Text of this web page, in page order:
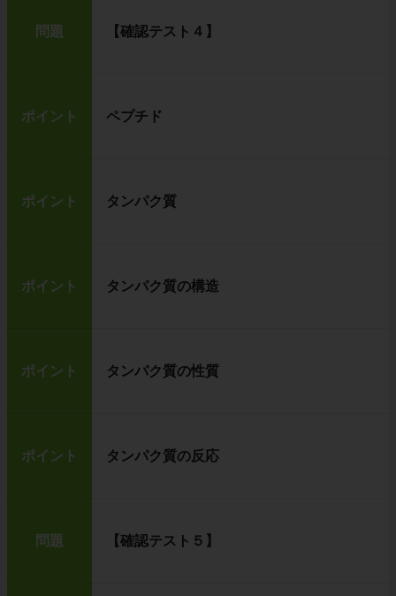
問題 【確認テスト４】
ポイント ペプチド
ポイント タンパク質
ポイント タンパク質の構造
ポイント タンパク質の性質
ポイント タンパク質の反応
問題 【確認テスト５】